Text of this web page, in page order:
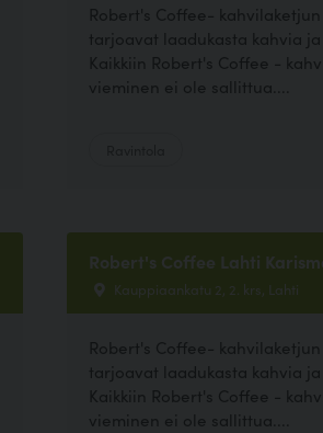
Robert's Coffee-
tarjoavat laadukasta kahvia
Kaikkiin Robert's Coffee -
vieminen ei ole sallittua....
Robert's Coffee Lahti
Kauppiaankatu 2, 2. krs, Lahti
Robert's Coffee-
tarjoavat laadukasta kahvia
Kaikkiin Robert's Coffee -
vieminen ei ole sallittua....